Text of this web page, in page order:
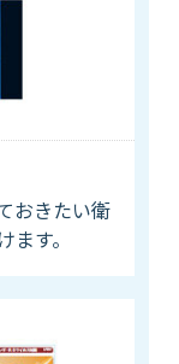
おきたい衛
す。